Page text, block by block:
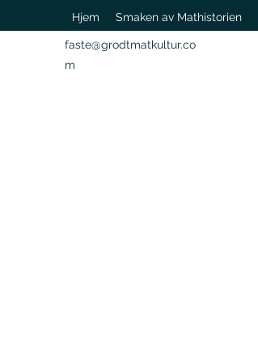
Hjem Smaken av Mathistorien
faste@grodtmatkultur.co
m